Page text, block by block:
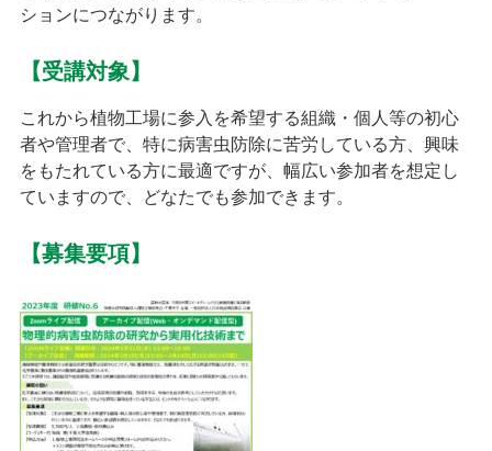
ションにつながります。
【受講対象】
これから植物工場に参入を希望する組織・個人等の初心
者や管理者で、特に病害虫防除に苦労している方、興味
をもたれている方に最適ですが、幅広い参加者を想定し
ていますので、どなたでも参加できます。
【募集要項】